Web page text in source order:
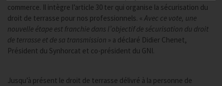
commerce. Il intègre l’article 30 ter qui organise la sécurisation du
droit de terrasse pour nos professionnels. « Avec ce vote, une
nouvelle étape est franchie dans l’objectif de sécurisation du droit
de terrasse et de sa transmission » a déclaré Didier Chenet,
Président du Synhorcat et co-président du GNI.
Jusqu’à présent le droit de terrasse délivré à la personne de